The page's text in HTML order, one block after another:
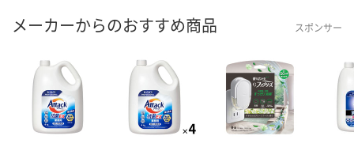
メーカーからのおすすめ商品 スポンサー